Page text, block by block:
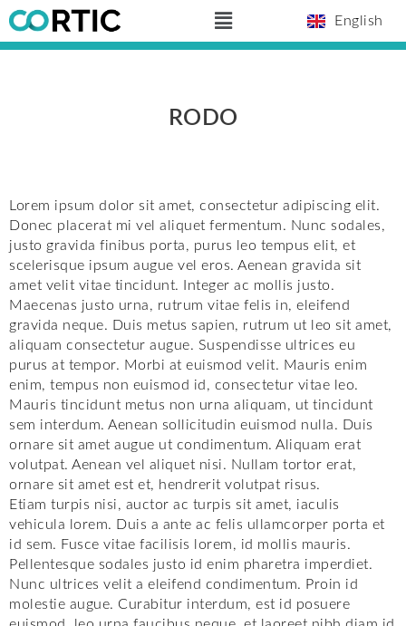
Skip
to
content
Main
Menu
English
RODO
Lorem ipsum dolor sit amet, consectetur adipiscing elit.
Donec placerat mi vel aliquet fermentum. Nunc sodales,
justo gravida finibus porta, purus leo tempus elit, et
scelerisque ipsum augue vel eros. Aenean gravida sit
amet velit vitae tincidunt. Integer ac mollis justo.
Maecenas justo urna, rutrum vitae felis in, eleifend
gravida neque. Duis metus sapien, rutrum ut leo sit amet,
aliquam consectetur augue. Suspendisse ultrices eu
purus at tempor. Morbi at euismod velit. Mauris enim
enim, tempus non euismod id, consectetur vitae leo.
Mauris tincidunt metus non urna aliquam, ut tincidunt
sem interdum. Aenean sollicitudin euismod nulla. Duis
ornare sit amet augue ut condimentum. Aliquam erat
volutpat. Aenean vel aliquet nisi. Nullam tortor erat,
ornare sit amet est et, hendrerit volutpat risus.
Etiam turpis nisi, auctor ac turpis sit amet, iaculis
vehicula lorem. Duis a ante ac felis ullamcorper porta et
id sem. Fusce vitae facilisis lorem, id mollis mauris.
Pellentesque sodales justo id enim pharetra imperdiet.
Nunc ultrices velit a eleifend condimentum. Proin id
molestie augue. Curabitur interdum, est id posuere